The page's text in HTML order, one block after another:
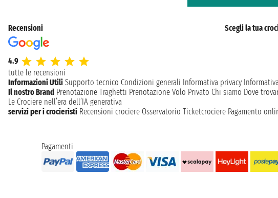
Recensioni
4.9
tutte le recensioni
Scegli la tua
Informazioni Utili Supporto tecnico Condizioni generali Informativa privacy
Il nostro Brand Prenotazione Traghetti Prenotazione Volo Privato Chi siamo Dove
Le Crociere nell’era dell’IA generativa
servizi per i crocieristi Recensioni crociere Osservatorio Ticketcrociere Pagamento
Pagamenti